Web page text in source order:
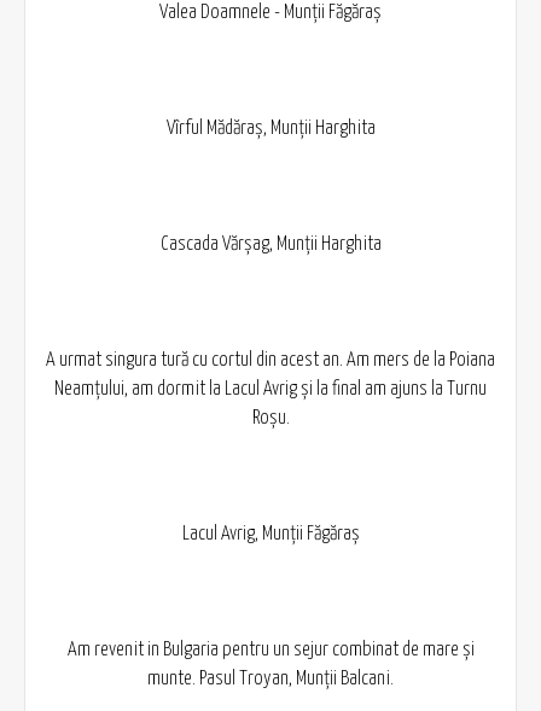
Valea Doamnele - Munții Făgăraș
Vîrful Mădăraș, Munții Harghita
Cascada Vărșag, Munții Harghita
A urmat singura tură cu cortul din acest an. Am mers de la Poiana
Neamțului, am dormit la Lacul Avrig și la final am ajuns la Turnu
Roșu.
Lacul Avrig, Munții Făgăraș
Am revenit in Bulgaria pentru un sejur combinat de mare și
munte. Pasul Troyan, Munții Balcani.